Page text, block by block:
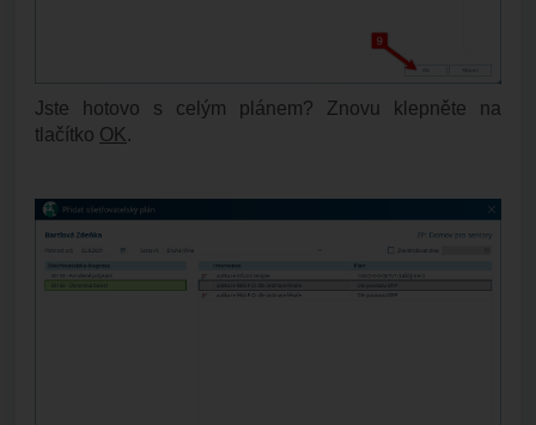
Jste hotovo s celým plánem? Znovu klepněte na
tlačítko OK .